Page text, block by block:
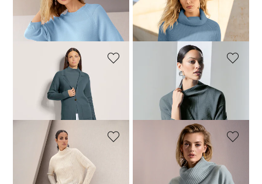
MADELEINE
Trui. Puur katoen
59,00 €119,95 €
MADELEINE
Coltrui met Good Cashmere
179,00 €319,95 €
MADELEINE
Gebreide blazer met kasjmier
149,00 € 319,95 €
+1 Kleuren
119,00 € 229,95 €
+1 Kleuren
MADELEINE
Trui. Puur kasjmier
139,00 €
289,95 €
Trui. Puur kasjmier
239,95 €